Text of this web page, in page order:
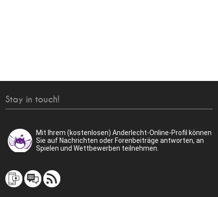
Stay in touch!
Mit Ihrem (kostenlosen) Anderlecht-Online-Profil können
Sie auf Nachrichten oder Forenbeiträge antworten, an
Spielen und Wettbewerben teilnehmen.